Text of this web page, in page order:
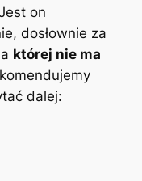
on
dosłownie za
której nie ma
dalej: